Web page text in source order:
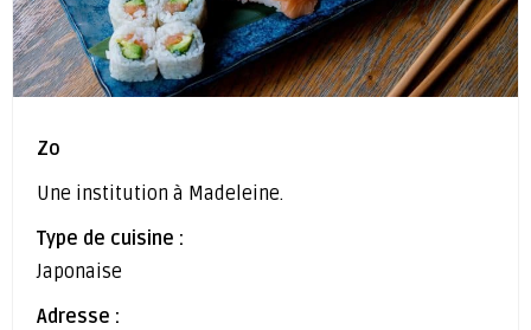
Zo
Une institution à Madeleine.
Type de cuisine :
Japonaise
Adresse :